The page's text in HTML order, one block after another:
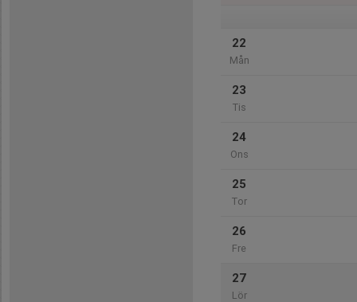
22
Mån
23
Tis
24
Ons
25
Tor
26
Fre
27
Lör